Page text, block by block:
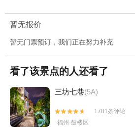
暂无报价
暂无门票预订，我们正在努力补充
看了该景点的人还看了
三坊七巷(5A)


1701条评论
福州·鼓楼区